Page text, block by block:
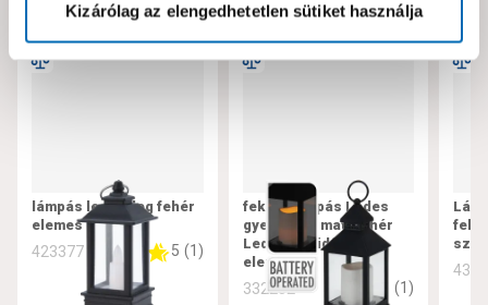
Kizárólag az elengedhetetlen sütiket használja
lámpás led meleg fehér
elemes
423377 5 (1 )
fekete lámpás Ledes
gyertyával matt fehér
Led,6/18h időkapcs.
elemes
332252 (1 )